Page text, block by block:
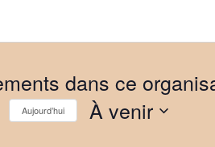
dans ce
Aujourd’hui À venir